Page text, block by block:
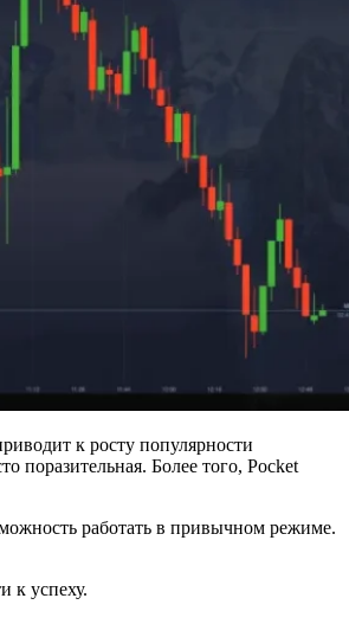
к росту популярности
поразительная. Более того, Pocket
работать в привычном режиме.
к успеху.